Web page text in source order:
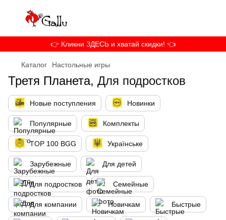
👉 Кликни ЗДЕСЬ и хватай скидки! 👈
Каталог Настольные игры
Третя Планета, Для подростков
Новые поступления Новинки
Популярные Комплекты
TOP 100 BGG Українське
Зарубежные Для детей
Для подростков Семейные
Для компании Новичкам Быстрые